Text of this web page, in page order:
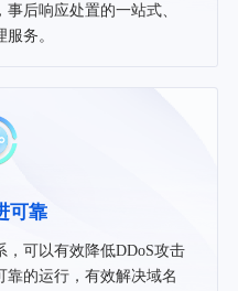
后响应处置的一站式、
务。
可靠
可以有效降低DDoS攻击
靠的运行，有效解决域名